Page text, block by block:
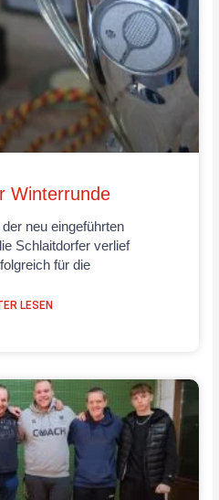
Winterrunde
neu eingeführten
Schlaitdorfer verlief
für die
LESEN